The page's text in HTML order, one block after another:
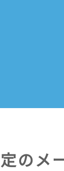
定の